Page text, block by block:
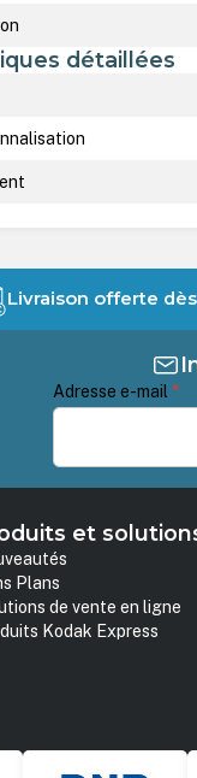
détaillées
Livraison offerte
Adresse e-mail *
et
Plans
de vente en ligne
Kodak Express